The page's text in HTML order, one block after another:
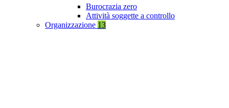
Burocrazia zero
Attività soggette a controllo
Organizzazione 13